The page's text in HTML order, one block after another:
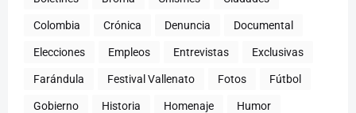
Colombia Crónica Denuncia Documental
Elecciones Empleos Entrevistas Exclusivas
Farándula Festival Vallenato Fotos Fútbol
Gobierno Historia Homenaje Humor